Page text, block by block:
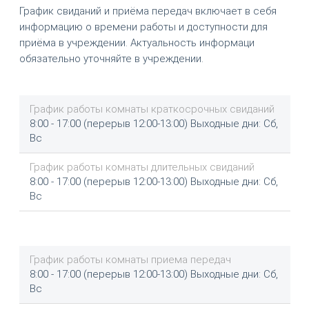
График свиданий и приёма передач включает в себя
информацию о времени работы и доступности для
приёма в учреждении. Актуальность информаци
обязательно уточняйте в учреждении.
График работы комнаты краткосрочных свиданий
8:00 - 17:00 (перерыв 12:00-13:00) Выходные дни: Сб,
Вс
График работы комнаты длительных свиданий
8:00 - 17:00 (перерыв 12:00-13:00) Выходные дни: Сб,
Вс
График работы комнаты приема передач
8:00 - 17:00 (перерыв 12:00-13:00) Выходные дни: Сб,
Вс